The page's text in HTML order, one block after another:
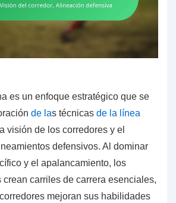
es un enfoque estratégico que se
de las técnicas de la línea
visión de los corredores y el
defensivos. Al dominar
y el apalancamiento, los
crean carriles de carrera esenciales,
mejoran sus habilidades